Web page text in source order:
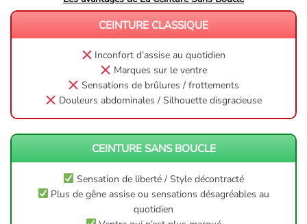
CEINTURE CLASSIQUE
Inconfort d’assise au quotidien
Marques sur le ventre
Sensations de brûlures / frottements
Douleurs abdominales / Silhouette disgracieuse
CEINTURE SANS BOUCLE
Sensation de liberté / Style décontracté
Plus de gêne assise ou sensations désagréables au
quotidien